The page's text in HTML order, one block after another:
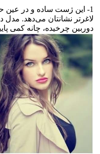
1- این ژست ساده و در عین
لاغرتر نشانتان می‌دهد.
دوربین چرخیده، چانه کمی